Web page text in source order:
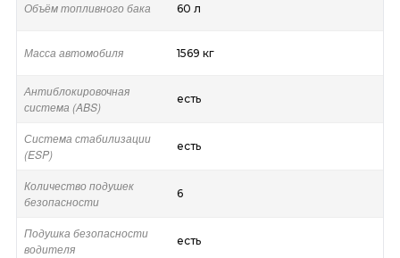
Объём топливного бака 60 л
Масса автомобиля 1569 кг
Антиблокировочная
система (ABS)
есть
Система стабилизации
(ESP)
есть
Количество подушек
безопасности
6
Подушка безопасности
водителя
есть